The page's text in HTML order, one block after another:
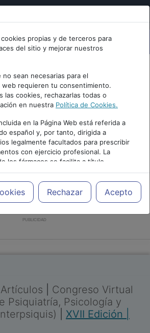
propias y de terceros para
del sitio y mejorar nuestros
sean necesarias para el
requieren tu consentimiento.
las cookies, rechazarlas todas o
en nuestra Política de Cookies.
en la Página Web está referida a
español y, por tanto, dirigida a
legalmente facultados para prescribir
con ejercicio profesional. La
los fármacos se facilita a título
siendo responsabilidad de los
prescribir medicamentos y decidir, en
tratamiento más adecuado a las
Rechazar Acepto
PUBLICIDAD
Congreso Virtual
Psiquiatría, Psicología y
XVII Edición |